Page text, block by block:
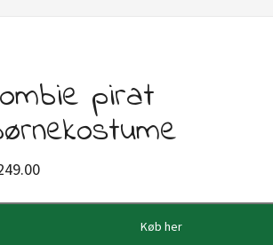
pirat
Køb her